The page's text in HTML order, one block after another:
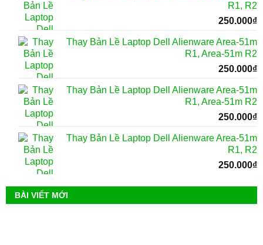
R1, R2
250.000₫
Thay Bản Lề Laptop Dell Alienware Area-51m
R1, Area-51m R2
250.000₫
Thay Bản Lề Laptop Dell Alienware Area-51m
R1, Area-51m R2
250.000₫
Thay Bản Lề Laptop Dell Alienware Area-51m
R1, R2
250.000₫
BÀI VIẾT MỚI